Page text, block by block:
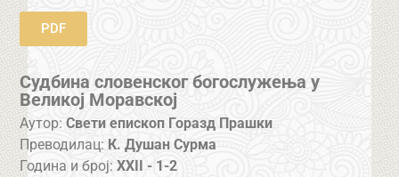
PDF
Судбина словенског богослужења у
Великој Моравској
Аутор: Свети епископ Горазд Прашки
Преводилац: К. Душан Сурма
Година и број:XXII - 1-2